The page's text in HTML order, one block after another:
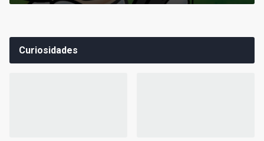
Curiosidades